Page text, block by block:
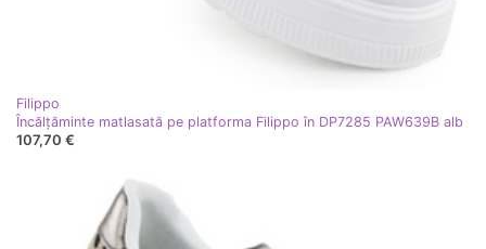
Filippo
Încălțăminte matlasată pe platforma Filippo în DP7285 PAW639B alb
107,70 €